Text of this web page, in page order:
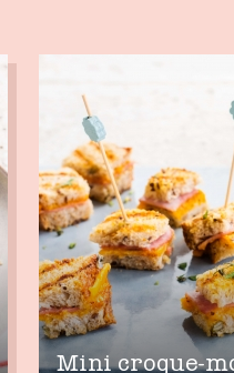
Mini croque-